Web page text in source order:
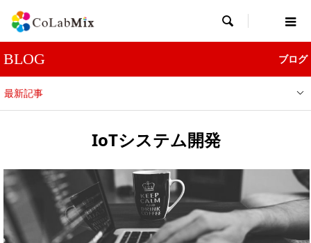

BLOG ブログ
最新記事
IoTシステム開発